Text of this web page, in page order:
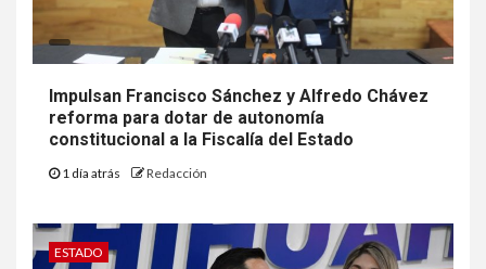
Impulsan Francisco Sánchez y Alfredo Chávez
reforma para dotar de autonomía
constitucional a la Fiscalía del Estado
1 día atrás Redacción
ESTADO